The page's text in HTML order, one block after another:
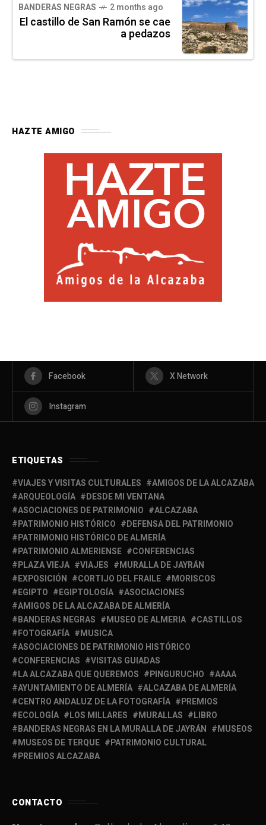
BANDERAS NEGRAS 2 months ago
El castillo de San Ramón se cae
a pedazos
HAZTE AMIGO
Facebook X Network
Instagram
ETIQUETAS
VIAJES Y VISITAS CULTURALES
AMIGOS DE LA ALCAZABA
ARQUEOLOGÍA
DESDE MI VENTANA
ASOCIACIONES DE PATRIMONIO
ALCAZABA
PATRIMONIO HISTÓRICO
DEFENSA DEL PATRIMONIO
PATRIMONIO HISTÓRICO DE ALMERÍA
PATRIMONIO ALMERIENSE
CONFERENCIAS
PLAZA VIEJA
VIAJES
MURALLA DE JAYRÁN
EXPOSICIÓN
CORTIJO DEL FRAILE
MORISCOS
EGIPTO
EGIPTOLOGÍA
ASOCIACIONES
AMIGOS DE LA ALCAZABA DE ALMERÍA
BANDERAS NEGRAS
MUSEO DE ALMERIA
CASTILLOS
FOTOGRAFÍA
MUSICA
ASOCIACIONES DE PATRIMONIO HISTÓRICO
CONFERENCIAS
VISITAS GUIADAS
LA ALCAZABA QUE QUEREMOS
PINGURUCHO
AAAA
AYUNTAMIENTO DE ALMERÍA
ALCAZABA DE ALMERÍA
CENTRO ANDALUZ DE LA FOTOGRAFÍA
PREMIOS
ECOLOGÍA
LOS MILLARES MURALLAS
LIBRO
BANDERAS NEGRAS EN LA MURALLA DE JAYRÁN
MUSEOS
MUSEOS DE TERQUE
PATRIMONIO CULTURAL
PREMIOS ALCAZABA
CONTACTO